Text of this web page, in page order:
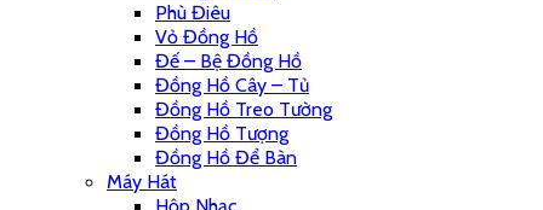
Phù Điêu
Vỏ Đồng Hồ
Đế – Bệ Đồng Hồ
Đồng Hồ Cây – Tủ
Đồng Hồ Treo Tường
Đồng Hồ Tượng
Đồng Hồ Để Bàn
Máy Hát